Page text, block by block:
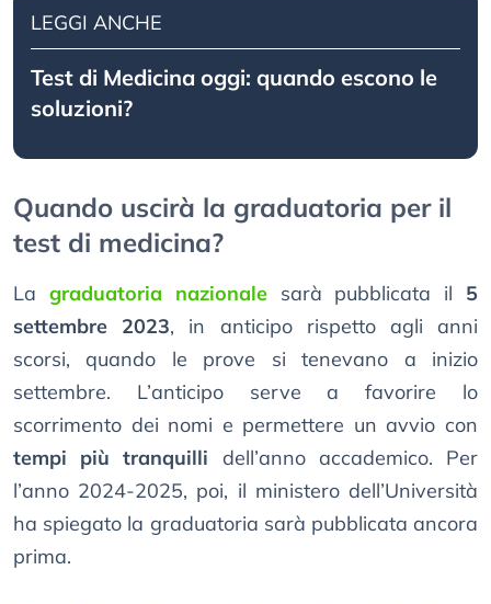
LEGGI ANCHE
Test di Medicina oggi: quando escono le
soluzioni?
Quando uscirà la graduatoria per il
test di medicina?
La graduatoria nazionalesarà pubblicata il 5
settembre 2023, in anticipo rispetto agli anni
scorsi, quando le prove si tenevano a inizio
settembre. L’anticipo serve a favorire lo
scorrimento dei nomi e permettere un avvio con
tempi più tranquilli dell’anno accademico. Per
l’anno 2024-2025, poi, il ministero dell’Università
ha spiegato la graduatoria sarà pubblicata ancora
prima.